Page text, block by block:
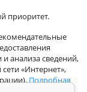
приоритет.
анализа сведений,
«Интернет»,
Подробная